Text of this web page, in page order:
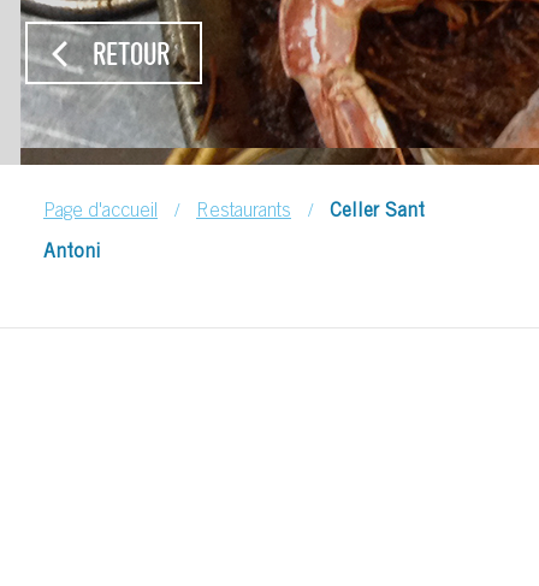
RETOUR
Page d'accueil / Restaurants / Celler Sant
Antoni